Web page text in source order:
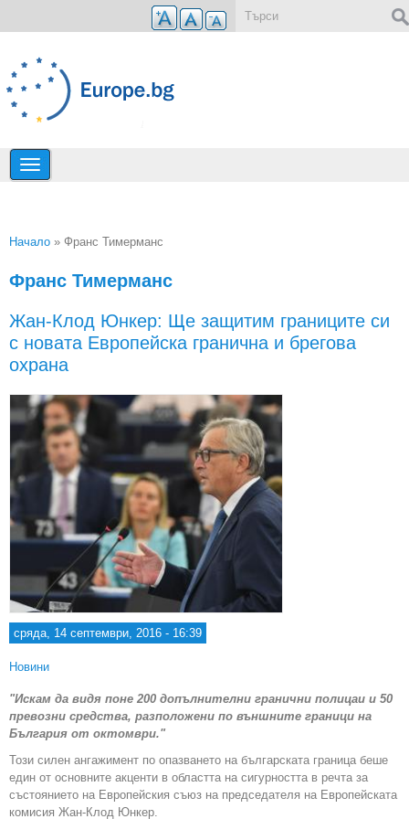
Премини към основното съдържание
Начало » Франс Тимерманс
Франс Тимерманс
Жан-Клод Юнкер: Ще защитим границите си
с новата Европейска гранична и брегова
охрана
сряда, 14 септември, 2016 - 16:39
Новини
"Искам да видя поне 200 допълнителни гранични полицаи и 50
превозни средства, разположени по външните граници на
България от октомври."
Този силен ангажимент по опазването на българската граница беше
един от основните акценти в областта на сигурността в речта за
състоянието на Европейския съюз на председателя на Европейската
комисия Жан-Клод Юнкер.